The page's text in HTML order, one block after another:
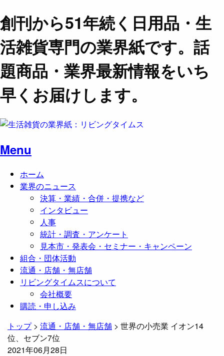
創刊から51年続く日用品・生
活雑貨専門の業界紙です。話
題商品・業界最新情報をいち
早くお届けします。
Menu
ホーム
業界のニュース
決算・業績・合併・提携など
インタビュー
人事
統計・調査・アンケート
見本市・発表会・セミナー・キャンペーン
組合・団体活動
流通・店舗・無店舗
リビングタイムスについて
会社概要
購読・申し込み
トップ> 流通・店舗・無店舗 > 世界の小売業 イオン14
位、セブン7位
2021年06月28日